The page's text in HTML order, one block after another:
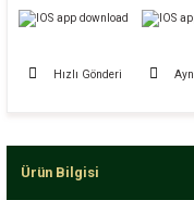
Hızlı Gönderi
Ürün Bilgisi